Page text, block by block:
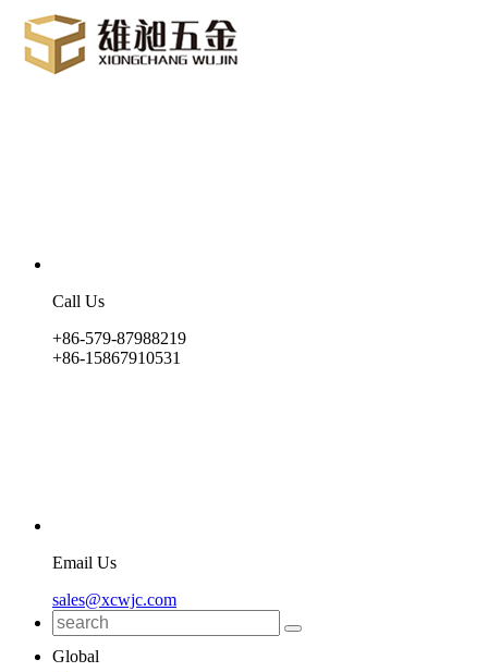
Call Us
+86-579-87988219
+86-15867910531
Email Us
sales@xcwjc.com
Global